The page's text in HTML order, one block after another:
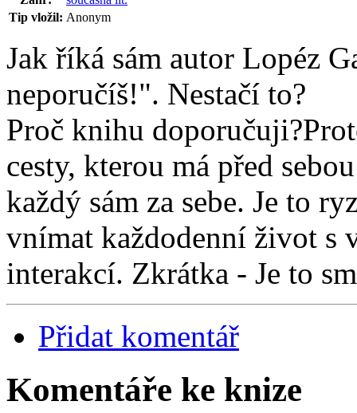
Tip vložil: Anonym
Jak říká sám autor Lopéz
neporučíš!". Nestačí to?
Proč knihu
cesty, kterou má před
každý sám za sebe. Je to
vnímat každodenní život s
interakcí. Zkrátka - Je to
Přidat komentář
Komentáře ke knize